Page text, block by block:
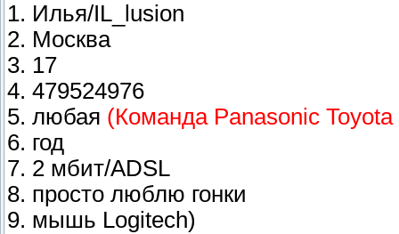
1. Илья/IL_lusion
2. Москва
3. 17
4. 479524976
5. любая (Команда Panasonic Toyota
6. год
7. 2 мбит/ADSL
8. просто люблю гонки
9. мышь Logitech)